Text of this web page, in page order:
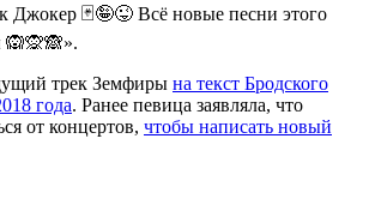
Джокер 🃏🤪😜 Всё новые песни этого
🙉🙊🙈».
трек Земфиры на текст Бродского
года. Ранее певица заявляла, что
от концертов, чтобы написать новый